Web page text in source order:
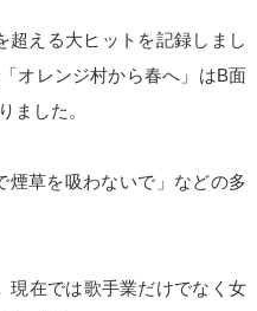
超える大ヒットを記録しまし
オレンジ村から春へ」はB面
ました。
煙草を吸わないで」などの多
現在では歌手業だけでなく女